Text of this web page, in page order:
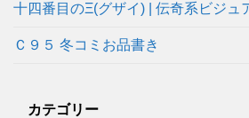
十四番目のΞ(グザイ) | 伝奇系ビジュ
Ｃ９５ 冬コミお品書き
カテゴリー